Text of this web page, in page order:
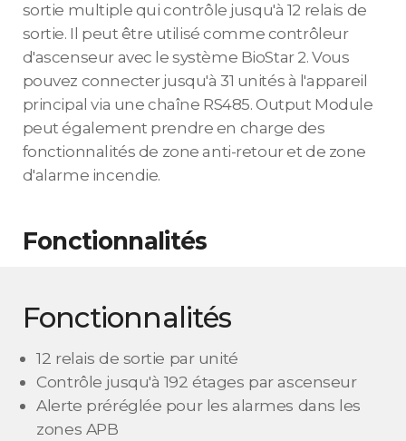
sortie multiple qui contrôle jusqu'à 12 relais de
sortie. Il peut être utilisé comme contrôleur
d'ascenseur avec le système BioStar 2. Vous
pouvez connecter jusqu'à 31 unités à l'appareil
principal via une chaîne RS485. Output Module
peut également prendre en charge des
fonctionnalités de zone anti-retour et de zone
d'alarme incendie.
Fonctionnalités
Fonctionnalités
12 relais de sortie par unité
Contrôle jusqu'à 192 étages par ascenseur
Alerte préréglée pour les alarmes dans les
zones APB